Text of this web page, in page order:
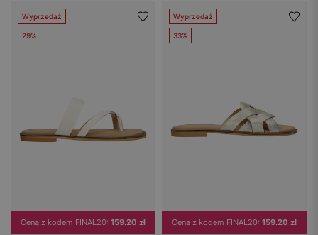
Wyprzedaż
29%
Cena z kodem FINAL20: 159.20 zł
Wyprzedaż
33%
Cena z kodem FINAL20: 159.20 zł